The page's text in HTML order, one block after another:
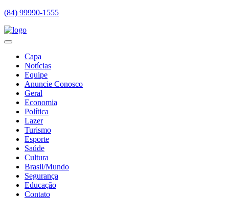
(84) 99990-1555
Capa
Notícias
Equipe
Anuncie Conosco
Geral
Economia
Política
Lazer
Turismo
Esporte
Saúde
Cultura
Brasil/Mundo
Segurança
Educação
Contato